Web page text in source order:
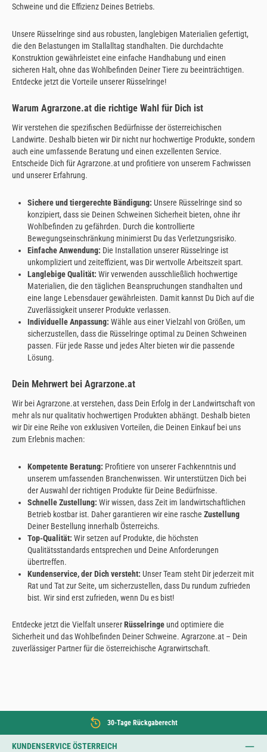
Schweine und die Effizienz Deines Betriebs.
Unsere Rüsselringe sind aus robusten, langlebigen Materialien gefertigt,
die den Belastungen im Stallalltag standhalten. Die durchdachte
Konstruktion gewährleistet eine einfache Handhabung und einen
sicheren Halt, ohne das Wohlbefinden Deiner Tiere zu beeinträchtigen.
Entdecke jetzt die Vorteile unserer Rüsselringe!
Warum Agrarzone.at die richtige Wahl für Dich ist
Wir verstehen die spezifischen Bedürfnisse der österreichischen
Landwirte. Deshalb bieten wir Dir nicht nur hochwertige Produkte, sondern
auch eine umfassende Beratung und einen exzellenten Service.
Entscheide Dich für Agrarzone.at und profitiere von unserem Fachwissen
und unserer Erfahrung.
Sichere und tiergerechte Bändigung: Unsere Rüsselringe sind so
konzipiert, dass sie Deinen Schweinen Sicherheit bieten, ohne ihr
Wohlbefinden zu gefährden. Durch die kontrollierte
Bewegungseinschränkung minimierst Du das Verletzungsrisiko.
Einfache Anwendung: Die Installation unserer Rüsselringe ist
unkompliziert und zeiteffizient, was Dir wertvolle Arbeitszeit spart.
Langlebige Qualität: Wir verwenden ausschließlich hochwertige
Materialien, die den täglichen Beanspruchungen standhalten und
eine lange Lebensdauer gewährleisten. Damit kannst Du Dich auf die
Zuverlässigkeit unserer Produkte verlassen.
Individuelle Anpassung: Wähle aus einer Vielzahl von Größen, um
sicherzustellen, dass die Rüsselringe optimal zu Deinen Schweinen
passen. Für jede Rasse und jedes Alter bieten wir die passende
Lösung.
Dein Mehrwert bei Agrarzone.at
Wir bei Agrarzone.at verstehen, dass Dein Erfolg in der Landwirtschaft von
mehr als nur qualitativ hochwertigen Produkten abhängt. Deshalb bieten
wir Dir eine Reihe von exklusiven Vorteilen, die Deinen Einkauf bei uns
zum Erlebnis machen:
Kompetente Beratung: Profitiere von unserer Fachkenntnis und
unserem umfassenden Branchenwissen. Wir unterstützen Dich bei
der Auswahl der richtigen Produkte für Deine Bedürfnisse.
Schnelle Zustellung: Wir wissen, dass Zeit im landwirtschaftlichen
Betrieb kostbar ist. Daher garantieren wir eine rasche Zustellung
Deiner Bestellung innerhalb Österreichs.
Top-Qualität: Wir setzen auf Produkte, die höchsten
Qualitätsstandards entsprechen und Deine Anforderungen
übertreffen.
Kundenservice, der Dich versteht: Unser Team steht Dir jederzeit mit
Rat und Tat zur Seite, um sicherzustellen, dass Du rundum zufrieden
bist. Wir sind erst zufrieden, wenn Du es bist!
Entdecke jetzt die Vielfalt unsererRüsselringe und optimiere die
Sicherheit und das Wohlbefinden Deiner Schweine. Agrarzone.at – Dein
zuverlässiger Partner für die österreichische Agrarwirtschaft.
30-Tage Rückgaberecht
KUNDENSERVICE ÖSTERREICH